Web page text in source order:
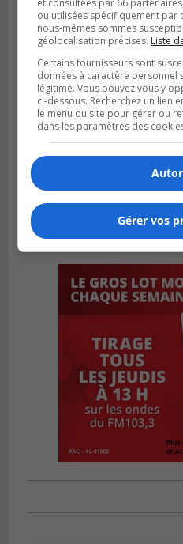
ou utilisées spécifiquement par
nous-mêmes sommes
géolocalisation précises. Liste
Certains fournisseurs sont
données à caractère personnel
légitime. Vous pouvez vous y
ci-dessous. Recherchez un lien
le menu du site pour gérer ou
dans les paramètres des
Gérer vos